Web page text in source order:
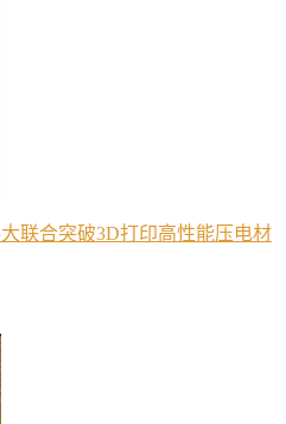
联合突破3D打印高性能压电材